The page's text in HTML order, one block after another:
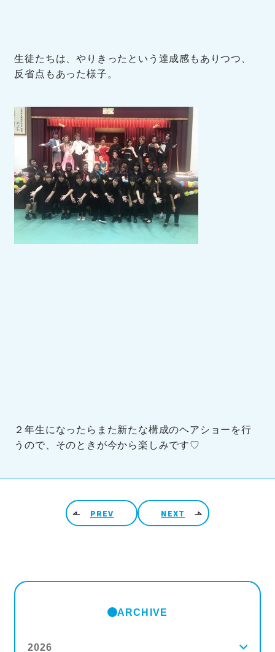
生徒たちは、やりきったという達成感もありつつ、
反省点もあった様子。
２年生になったらまた新たな構成のヘアショーを行
うので、そのときが今から楽しみです♡
投稿ナビゲーションPREV NEXT
ARCHIVE
2026